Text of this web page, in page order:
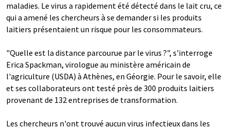
maladies. Le virus a rapidement été détecté dans le lait cru, ce
qui a amené les chercheurs à se demander si les produits
laitiers présentaient un risque pour les consommateurs.
"Quelle est la distance parcourue par le virus ?", s'interroge
Erica Spackman, virologue au ministère américain de
l'agriculture (USDA) à Athènes, en Géorgie. Pour le savoir, elle
et ses collaborateurs ont testé près de 300 produits laitiers
provenant de 132 entreprises de transformation.
Les chercheurs n'ont trouvé aucun virus infectieux dans les